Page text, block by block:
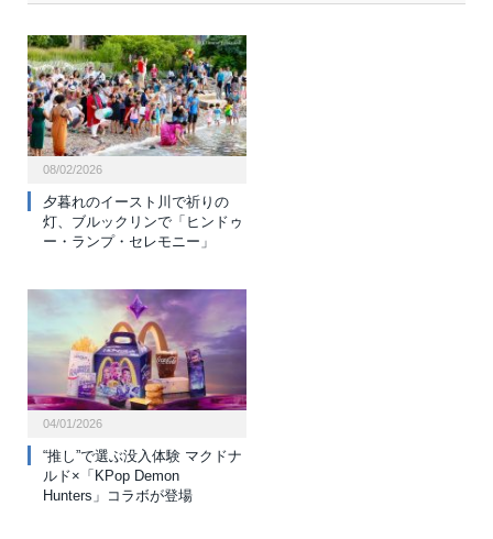
08/02/2026
夕暮れのイースト川で祈りの
灯、ブルックリンで「ヒンドゥ
ー・ランプ・セレモニー」
04/01/2026
“推し”で選ぶ没入体験 マクドナ
ルド×「KPop Demon
Hunters」コラボが登場